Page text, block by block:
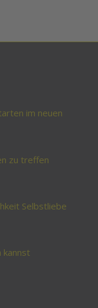
im neuen
zu treffen
Selbstliebe
kannst